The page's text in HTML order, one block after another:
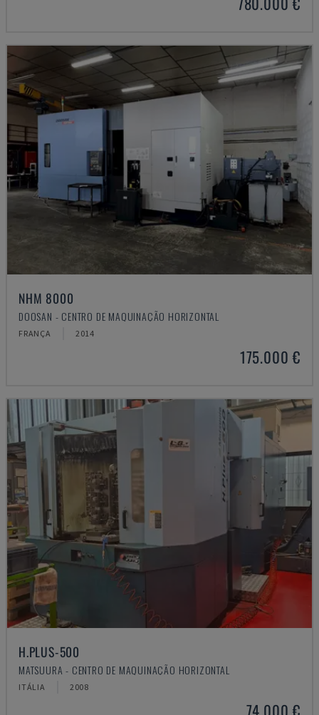
NHM 8000
DOOSAN - CENTRO DE MAQUINAÇÃO HORIZONTAL
FRANÇA 2014
175.000 €
H.PLUS-500
MATSUURA - CENTRO DE MAQUINAÇÃO HORIZONTAL
ITÁLIA 2008
74.000 €